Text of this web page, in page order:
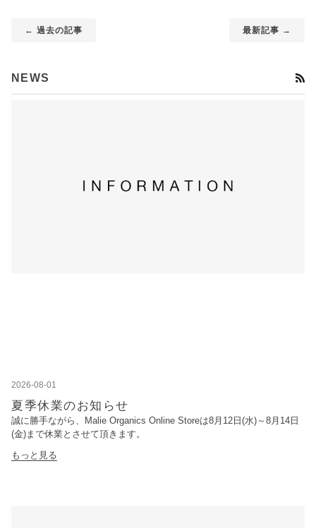
← 過去の記事 最新記事 →
NEWS
2026-08-01
夏季休業のお知らせ
誠に勝手ながら、Malie Organics Online Storeは8月12日(水)～8月14日
(金)まで休業とさせて頂きます。
もっと見る